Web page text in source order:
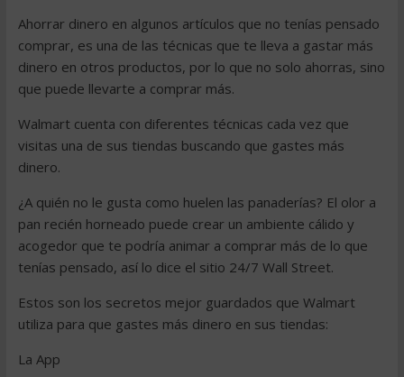
Ahorrar dinero en algunos artículos que no tenías pensado
comprar, es una de las técnicas que te lleva a gastar más
dinero en otros productos, por lo que no solo ahorras, sino
que puede llevarte a comprar más.
Walmart cuenta con diferentes técnicas cada vez que
visitas una de sus tiendas buscando que gastes más
dinero.
¿A quién no le gusta como huelen las panaderías? El olor a
pan recién horneado puede crear un ambiente cálido y
acogedor que te podría animar a comprar más de lo que
tenías pensado, así lo dice el sitio 24/7 Wall Street.
Estos son los secretos mejor guardados que Walmart
utiliza para que gastes más dinero en sus tiendas:
La App